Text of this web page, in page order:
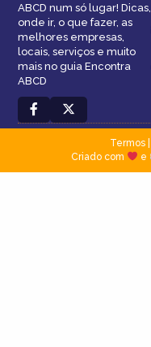
ABCD num só lugar! Dicas,
onde ir, o que fazer, as
melhores empresas,
locais, serviços e muito
mais no guia Encontra
ABCD
Termos|
Criado com
e